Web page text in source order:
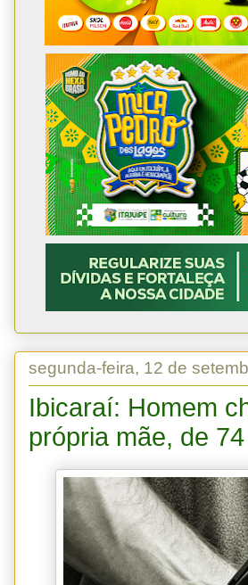
segunda-feira, 12 de
Ibicaraí: Homem
própria mãe, de